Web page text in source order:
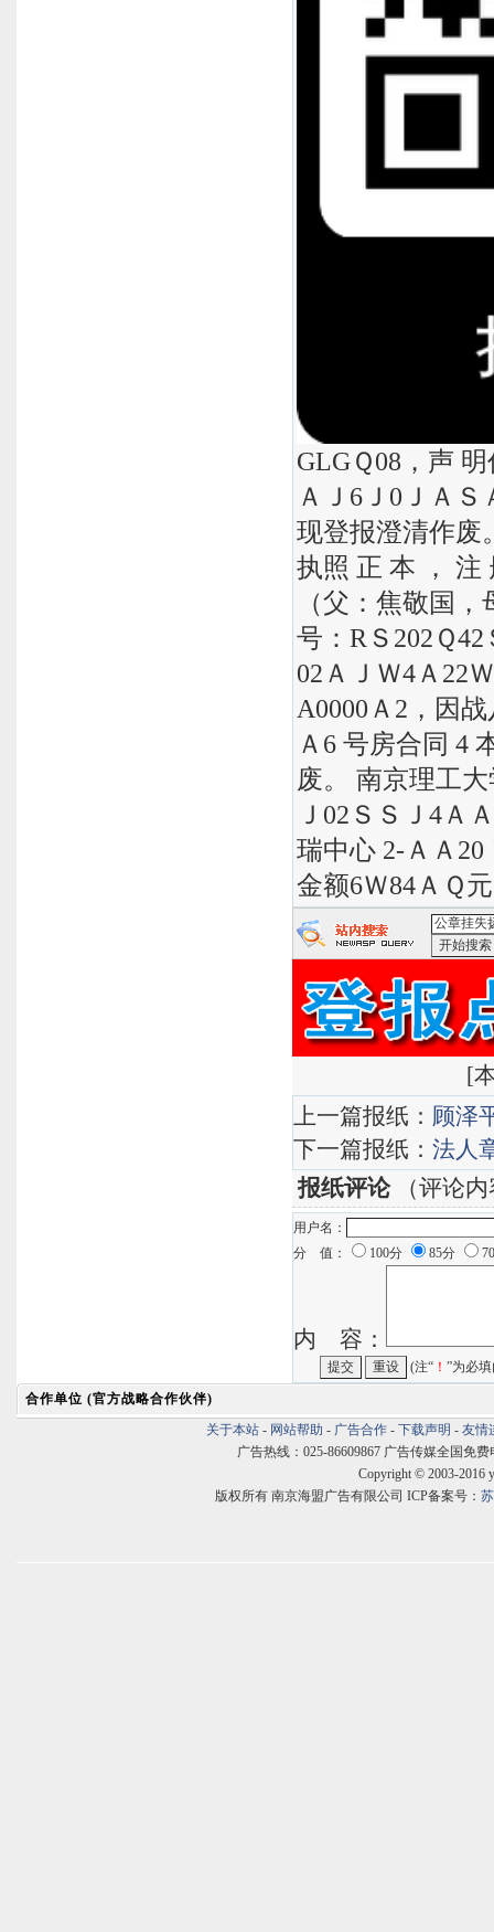
GLGＱ08，声
ＡＪ6Ｊ0ＪＡ
现登报澄清作废
执照 正 本 ， 注
（父：焦敬国
号：RＳ202Ｑ
02ＡＪＷ4Ａ22
A0000Ａ2，因
Ａ6 号房合同 4
废。 南京理工
Ｊ02ＳＳＪ4Ａ
瑞中心 2-ＡＡ20
金额6Ｗ84ＡＱ
[
上一篇报纸： 顾泽
下一篇报纸： 法人
报纸评论（评论内
用户名：
分 值：
100分 85分
内 容：
(注“ ！ ”为必
合作单位 (官方战略合作伙伴)
关于本站 - 网站帮助 - 广告合作 - 下载声明 - 友情
广告热线：025-86609867 广告传媒全国免费
Copyright © 2003-2016
版权所有 南京海盟广告有限公司 ICP备案号：